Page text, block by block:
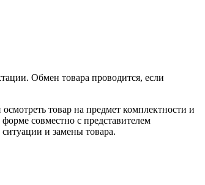
Обмен товара проводится, если
товар на предмет комплектности и
совместно с представителем
и замены товара.